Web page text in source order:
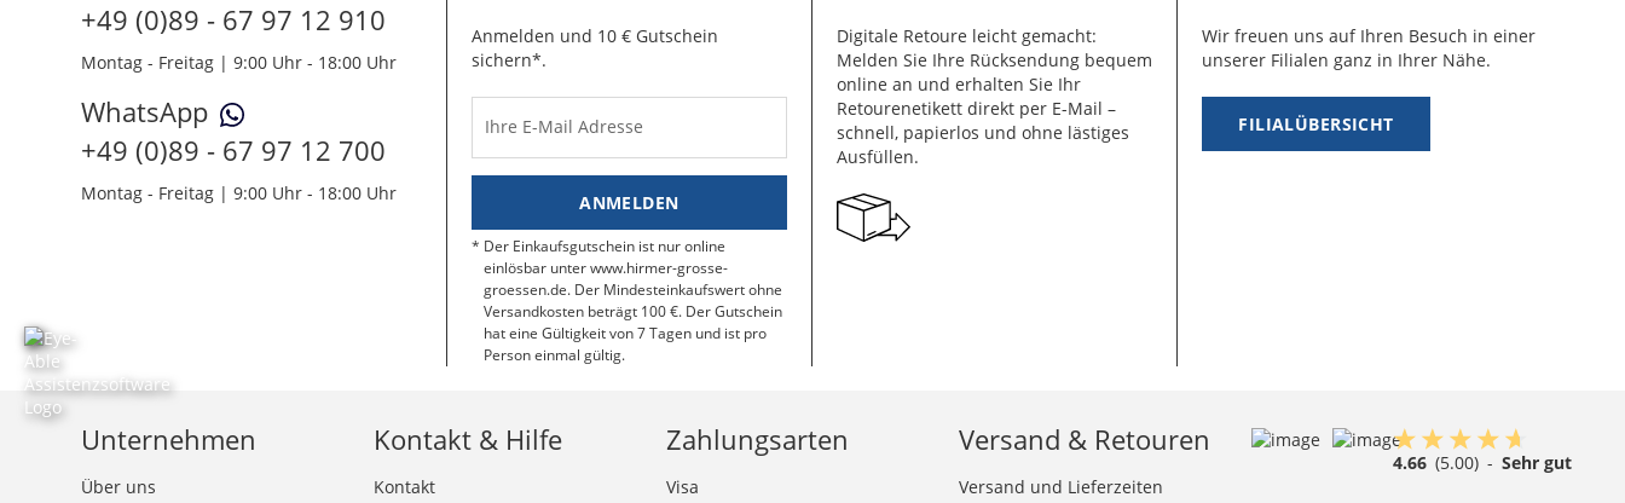
+49 (0)89 - 67 97 12 910
Montag - Freitag | 9:00 Uhr - 18:00 Uhr
WhatsApp
+49 (0)89 - 67 97 12 700
Montag - Freitag | 9:00 Uhr - 18:00 Uhr
Anmelden und 10 € Gutschein
sichern*.
Ihre E-Mail Adresse
ANMELDEN
Der Einkaufsgutschein ist nur online
einlösbar unter www.hirmer-grosse-
groessen.de. Der Mindesteinkaufswert ohne
Versandkosten beträgt 100 €. Der Gutschein
hat eine Gültigkeit von 7 Tagen und ist pro
Person einmal gültig.
Digitale Retoure leicht gemacht:
Melden Sie Ihre Rücksendung bequem
online an und erhalten Sie Ihr
Retourenetikett direkt per E-Mail –
schnell, papierlos und ohne lästiges
Ausfüllen.
Wir freuen uns auf Ihren Besuch in einer
unserer Filialen ganz in Ihrer Nähe.
FILIALÜBERSICHT
Unternehmen
Über uns
Kontakt & Hilfe
Kontakt
Zahlungsarten
Visa
Versand & Retouren
Versand und Lieferzeiten
4.66 (5.00) - Sehr gut